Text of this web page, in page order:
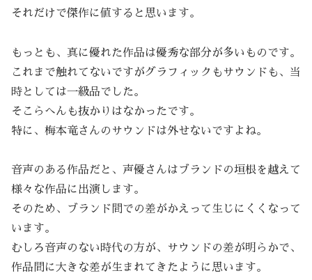
それだけで傑作に値すると思います。
もっとも、真に優れた作品は優秀な部分が多いものです。
これまで触れてないですがグラフィックもサウンドも、当
時としては一級品でした。
そこらへんも抜かりはなかったです。
特に、梅本竜さんのサウンドは外せないですよね。
音声のある作品だと、声優さんはブランドの垣根を越えて
様々な作品に出演します。
そのため、ブランド間での差がかえって生じにくくなって
います。
むしろ音声のない時代の方が、サウンドの差が明らかで、
作品間に大きな差が生まれてきたように思います。